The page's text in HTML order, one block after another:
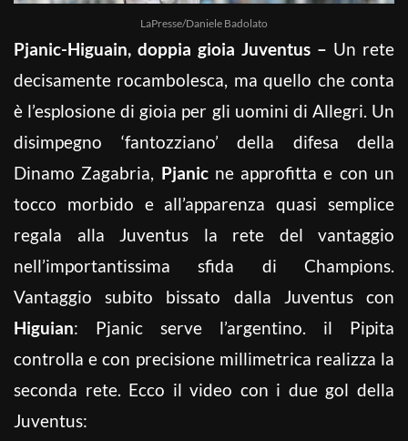
LaPresse/Daniele Badolato
Pjanic-Higuain, doppia gioia Juventus – Un rete
decisamente rocambolesca, ma quello che conta
è l’esplosione di gioia per gli uomini di Allegri. Un
disimpegno ‘fantozziano’ della difesa della
Dinamo Zagabria, Pjanicne approfitta e con un
tocco morbido e all’apparenza quasi semplice
regala alla Juventus la rete del vantaggio
nell’importantissima sfida di Champions.
Vantaggio subito bissato dalla Juventus con
Higuian: Pjanic serve l’argentino. il Pipita
controlla e con precisione millimetrica realizza la
seconda rete. Ecco il video con i due gol della
Juventus: